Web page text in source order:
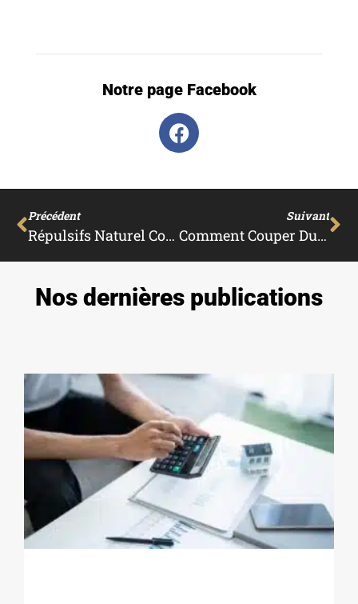
Notre page Facebook
Précédent
Répulsifs Naturel Contre Les Fourmis
Suivant
Comment Couper Du Plexiglas ?
Nos dernières publications